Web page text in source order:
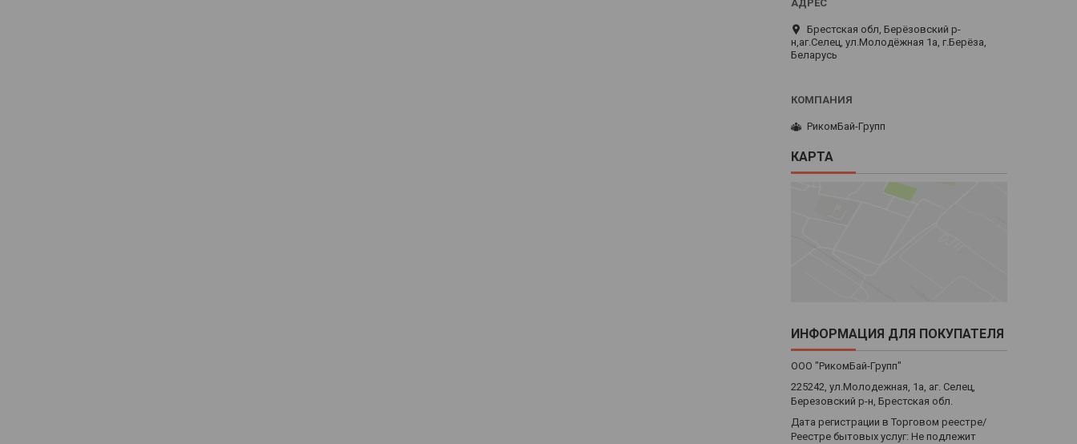
Брестская обл, Берёзовский р-
н,аг.Селец, ул.Молодёжная 1а, г.Берёза,
Беларусь
РикомБай-Групп
КАРТА
ИНФОРМАЦИЯ ДЛЯ ПОКУПАТЕЛЯ
ООО "РикомБай-Групп"
225242, ул.Молодежная, 1а, аг. Селец,
Березовский р-н, Брестская обл.
Дата регистрации в Торговом реестре/
Реестре бытовых услуг: Не подлежит